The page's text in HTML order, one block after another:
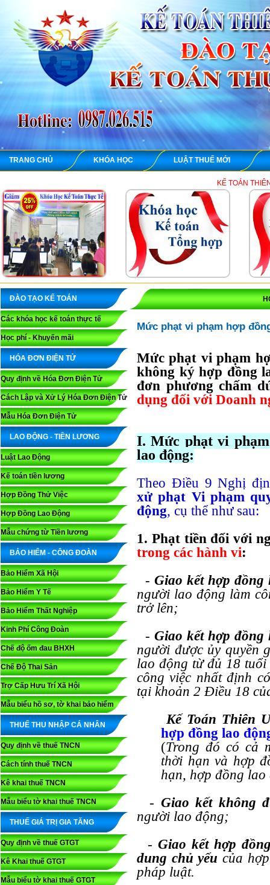
TRANG CHỦ KHÓA HỌC LUẬT THUẾ MỚI
KẾ TOÁN THIÊN ƯNG
ĐÀO TẠO KẾ TOÁN
Các khóa học kế toán thực tế
Học phí - Khuyến mãi
HÓA ĐƠN ĐIỆN TỬ
Quy định về Hóa Đơn Điện Tử
Cách Lập và Xử Lý Hóa Đơn Điện Tử
Mẫu Hóa Đơn Điện Tử
LAO ĐỘNG - TIỀN LƯƠNG
Luật Lao Động
Kế toán tiền lương
Hợp Đồng Thử Việc
Hợp Đồng Lao Động
Mẫu chứng từ Tiền lương
BẢO HIỂM - CÔNG ĐOÀN
Bảo Hiểm Xã Hội
Bảo Hiểm Y Tế
Bảo Hiểm Thất Nghiệp
Kinh Phí Công Đoàn
Chế độ ốm đau BHXH
Chế Độ Thai Sản
Trợ Cấp Hưu Trí Xã Hội
Mẫu biểu hồ sơ, tờ khai bảo hiểm
THUẾ THU NHẬP CÁ NHÂN
Quy định về thuế TNCN
Cách tính thuế TNCN
Kê khai thuế TNCN
Mẫu biểu tờ khai thuế TNCN
THUẾ GIÁ TRỊ GIA TĂNG
Quy định về thuế GTGT
Kê Khai thuế GTGT
Mẫu biểu tờ khai thuế GTGT
Mức phạt vi phạm hợp
Mức phạt vi phạm
không ký hợp đồng
đơn phương chấm
dụng đối với Doanh
I. Mức phạt vi
lao động:
Theo Điều 9 Nghị
xử phạt Vi phạm
động, cụ thể như sau:
1. Phạt tiền đối với
trong các hành vi:
- Giao kết hợp
người lao động làm
trở lên;
- Giao kết hợp
người được ủy quyền
lao động từ đủ 18 tuổi
công việc nhất định
tại khoản 2 Điều 18
Kế Toán Thiên
hợp đồng lao
(Trong đó có cả
thời hạn và hợp
hạn, hợp đồng
- Giao kết không
người lao động;
-Giao kết hợp
dung chủ yếu của
pháp luật.